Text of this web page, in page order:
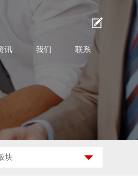
讯 我们 联系
块